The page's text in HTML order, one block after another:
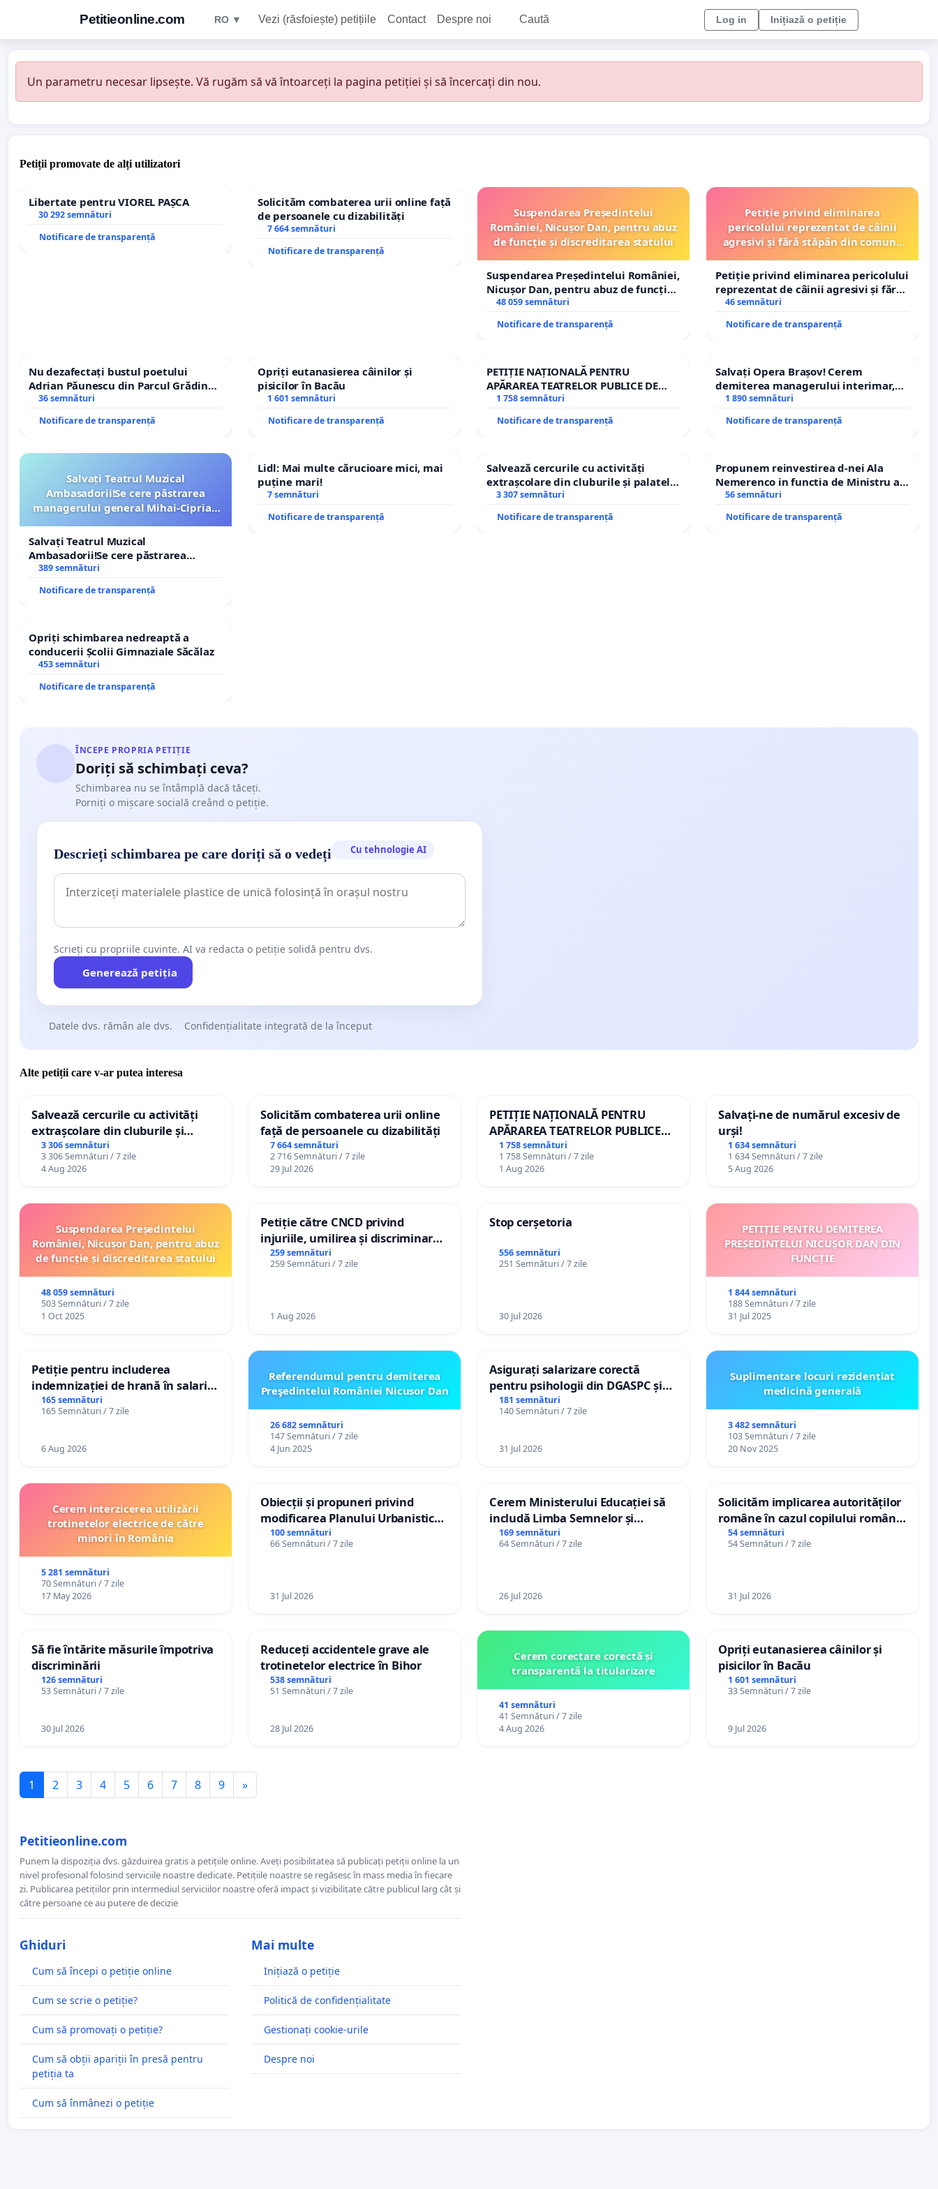
Petitieonline.com RO ▼ Vezi (răsfoiește) petițiile Contact Despre noi Caută Log in Inițiază o petiție
Un parametru necesar lipsește. Vă rugăm să vă întoarceți la pagina petiției și să încercați din nou.
Petiții promovate de alți utilizatori
Libertate pentru VIOREL PAȘCA
30 292 semnături
Notificare de transparență
Solicităm combaterea urii online față
de persoanele cu dizabilități
7 664 semnături
Notificare de transparență
Suspendarea Președintelui
României, Nicușor Dan, pentru abuz
de funcție și discreditarea statului
Suspendarea Președintelui României,
Nicușor Dan, pentru abuz de funcție
și discreditarea statului
48 059 semnături
Notificare de transparență
Petiție privind eliminarea
pericolului reprezentat de câinii
agresivi și fără stăpân din comuna
Petiție privind eliminarea pericolului
reprezentat de câinii agresivi și fără
stăpân din comuna Tunari
46 semnături
Notificare de transparență
Nu dezafectați bustul poetului
Adrian Păunescu din Parcul Grădina
Icoanei! Stop cenzurii culturale!
36 semnături
Notificare de transparență
Opriți eutanasierea câinilor și
pisicilor în Bacău
1 601 semnături
Notificare de transparență
PETIȚIE NAȚIONALĂ PENTRU
APĂRAREA TEATRELOR PUBLICE DE
REPERTORIU DIN ROMÂNIA
1 758 semnături
Notificare de transparență
Salvați Opera Brașov! Cerem
demiterea managerului interimar,
Petrean Lucian-Marius!
1 890 semnături
Notificare de transparență
Salvați Teatrul Muzical
Ambasadorii!Se cere păstrarea
managerului general Mihai-Ciprian
Salvați Teatrul Muzical
Ambasadorii!Se cere păstrarea
managerului general Mihai-Ciprian
ROGOJAN
389 semnături
Notificare de transparență
Lidl: Mai multe cărucioare mici, mai
puține mari!
7 semnături
Notificare de transparență
Salvează cercurile cu activități
extrașcolare din cluburile și palatele
copiilor
3 307 semnături
Notificare de transparență
Propunem reinvestirea d-nei Ala
Nemerenco in functia de Ministru al
Sanatatii
56 semnături
Notificare de transparență
Opriți schimbarea nedreaptă a
conducerii Școlii Gimnaziale Săcălaz
453 semnături
Notificare de transparență
ÎNCEPE PROPRIA PETIȚIE
Doriți să schimbați ceva?
Schimbarea nu se întâmplă dacă tăceți.
Porniți o mișcare socială creând o petiție.
Descrieți schimbarea pe care doriți să o vedeți Cu tehnologie AI
Scrieți cu propriile cuvinte. AI va redacta o petiție solidă pentru dvs.
Generează petiția
Datele dvs. rămân ale dvs. Confidențialitate integrată de la început
Alte petiții care v-ar putea interesa
Salvează cercurile cu activități
extrașcolare din cluburile și
palatele copiilor
3 306 semnături
3 306 Semnături / 7 zile
4 Aug 2026
Solicităm combaterea urii online
față de persoanele cu dizabilități
7 664 semnături
2 716 Semnături / 7 zile
29 Jul 2026
PETIȚIE NAȚIONALĂ PENTRU
APĂRAREA TEATRELOR PUBLICE
DE REPERTORIU DIN ROMÂNIA
1 758 semnături
1 758 Semnături / 7 zile
1 Aug 2026
Salvați-ne de numărul excesiv de
urși!
1 634 semnături
1 634 Semnături / 7 zile
5 Aug 2026
Suspendarea Președintelui
României, Nicușor Dan, pentru abuz
de funcție și discreditarea statului
48 059 semnături
503 Semnături / 7 zile
1 Oct 2025
Petiție către CNCD privind
injuriile, umilirea și discriminarea
persoanelor cu dizabilități de
către utilizatorul TikTok „Gorici”
259 semnături
259 Semnături / 7 zile
1 Aug 2026
Stop cerșetoria
556 semnături
251 Semnături / 7 zile
30 Jul 2026
PETIȚIE PENTRU DEMITEREA
PREȘEDINTELUI NICUȘOR DAN DIN
FUNCȚIE
1 844 semnături
188 Semnături / 7 zile
31 Jul 2025
Petiție pentru includerea
indemnizației de hrană în salariul
de bază și protejarea gradațiilor
de vechime pentru asistenții
165 semnături
165 Semnături / 7 zile
6 Aug 2026
Referendumul pentru demiterea
Preşedintelui României Nicusor Dan
26 682 semnături
147 Semnături / 7 zile
4 Jun 2025
Asigurați salarizare corectă
pentru psihologii din DGASPC și
spitale
181 semnături
140 Semnături / 7 zile
31 Jul 2026
Suplimentare locuri rezidențiat
medicină generală
3 482 semnături
103 Semnături / 7 zile
20 Nov 2025
Cerem interzicerea utilizării
trotinetelor electrice de către
minori în România
5 281 semnături
70 Semnături / 7 zile
17 May 2026
Obiecții și propuneri privind
modificarea Planului Urbanistic
General al orașului Ialoveni
100 semnături
66 Semnături / 7 zile
31 Jul 2026
Cerem Ministerului Educației să
includă Limba Semnelor și
alfabetul Braille în școlile din
Republica Moldova!
169 semnături
64 Semnături / 7 zile
26 Jul 2026
Solicităm implicarea autorităților
române în cazul copilului român
Wiliam Kristian Gheorghe, aflat în
plasament în Danemarca de 12
54 semnături
54 Semnături / 7 zile
31 Jul 2026
Să fie întărite măsurile împotriva
discriminării
126 semnături
53 Semnături / 7 zile
30 Jul 2026
Reduceți accidentele grave ale
trotinetelor electrice în Bihor
538 semnături
51 Semnături / 7 zile
28 Jul 2026
Cerem corectare corectă și
transparentă la titularizare
41 semnături
41 Semnături / 7 zile
4 Aug 2026
Opriți eutanasierea câinilor și
pisicilor în Bacău
1 601 semnături
33 Semnături / 7 zile
9 Jul 2026
1 2 3 4 5 6 7 8 9 »
Petitieonline.com
Punem la dispoziția dvs. găzduirea gratis a petițiile online. Aveți posibilitatea să publicați petiții online la un
nivel profesional folosind serviciile noastre dedicate. Petițiile noastre se regăsesc în mass media în fiecare
zi. Publicarea petițiilor prin intermediul serviciilor noastre oferă impact și vizibilitate către publicul larg cât și
către persoane ce au putere de decizie
Ghiduri
Cum să începi o petiție online
Cum se scrie o petiție?
Cum să promovați o petiție?
Cum să obții apariții în presă pentru
petiția ta
Cum să înmânezi o petiție
Mai multe
Inițiază o petiție
Politică de confidențialitate
Gestionați cookie-urile
Despre noi